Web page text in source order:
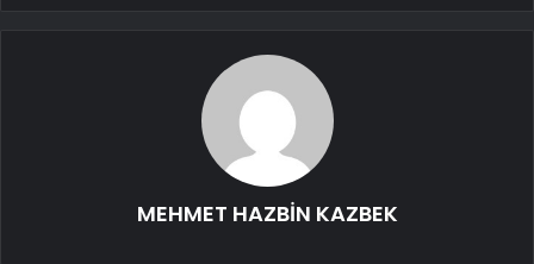
MEHMET HAZBİN KAZBEK